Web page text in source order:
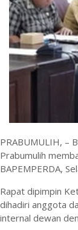
PRABUMULIH, –
Prabumulih
BAPEMPERDA,
Rapat dipimpin
dihadiri anggota
internal dewan